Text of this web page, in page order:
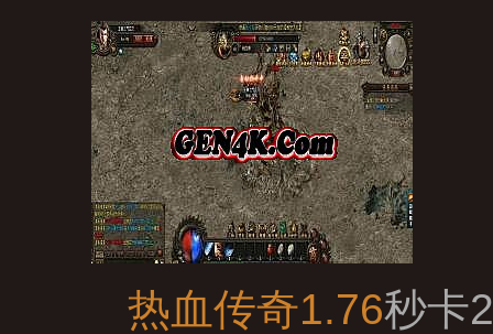
热血传奇1.76秒卡